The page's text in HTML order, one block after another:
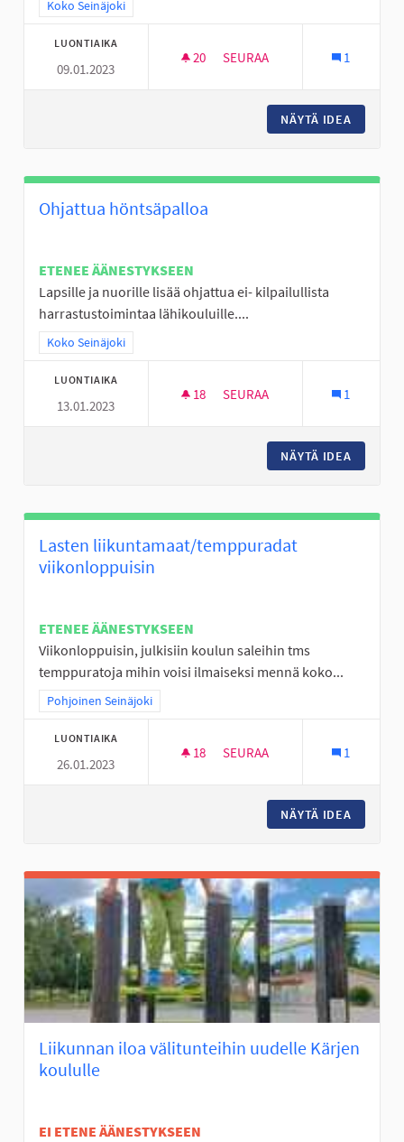
Rajaa tulokset teeman mukaan: Koko Seinäjoki
Koko Seinäjoki
LUONTIAIKA
09.01.2023
20 20 SEURAAJAA
SEURAA 1
NÄYTÄ IDEA
Ohjattua höntsäpalloa
ETENEE ÄÄNESTYKSEEN
Lapsille ja nuorille lisää ohjattua ei- kilpailullista
harrastustoimintaa lähikouluille....
Rajaa tulokset teeman mukaan: Koko Seinäjoki
Koko Seinäjoki
LUONTIAIKA
13.01.2023
18 18 SEURAAJAA
SEURAA 1
NÄYTÄ IDEA
Lasten liikuntamaat/temppuradat
viikonloppuisin
ETENEE ÄÄNESTYKSEEN
Viikonloppuisin, julkisiin koulun saleihin tms
temppuratoja mihin voisi ilmaiseksi mennä koko...
Rajaa tulokset teeman mukaan: Pohjoinen Seinäjoki
Pohjoinen Seinäjoki
LUONTIAIKA
26.01.2023
18 18 SEURAAJAA
SEURAA 1
NÄYTÄ IDEA
Liikunnan iloa välitunteihin uudelle Kärjen
koululle
EI ETENE ÄÄNESTYKSEEN